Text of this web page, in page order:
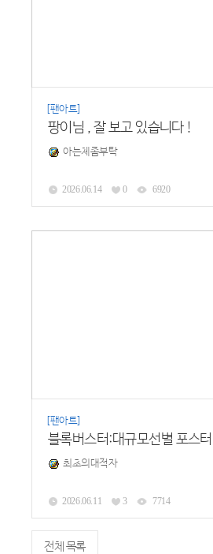
[팬아트]
팡이님 , 잘 보고 있습니다 !
아는체좀부탁
2026.06.14 0 6920
[팬아트]
최초의대적자
2026.06.11 3 7714
전체 목록